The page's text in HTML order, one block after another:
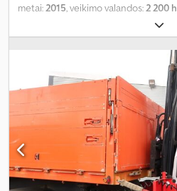
metai: 2015 , veikimo valandos: 2 200 h
, kuro tipas:
dupleksas,